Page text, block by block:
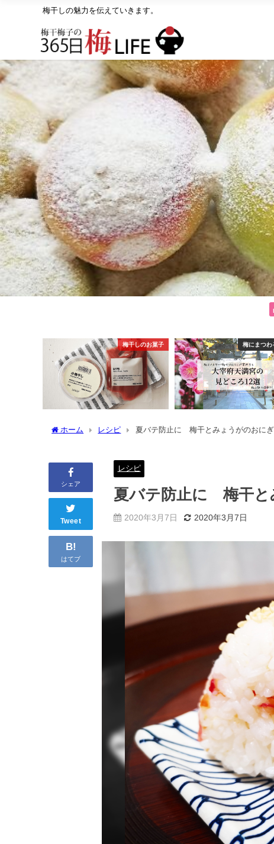
梅干しの魅力を伝えていきます。
梅干しのお菓子 梅にまつわ
ホーム レシピ 夏バテ防止に 梅干とみょうがのおにぎ
シェア
Tweet
B!
はてブ
レシピ
夏バテ防止に 梅干と
2020年3月7日 2020年3月7日